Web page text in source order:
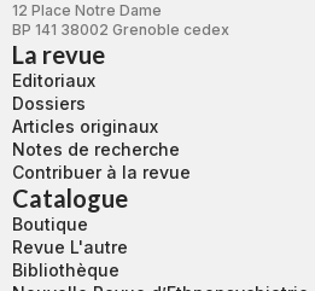
12 Place Notre Dame
BP 141 38002 Grenoble cedex
La revue
Editoriaux
Dossiers
Articles originaux
Notes de recherche
Contribuer à la revue
Catalogue
Boutique
Revue L'autre
Bibliothèque